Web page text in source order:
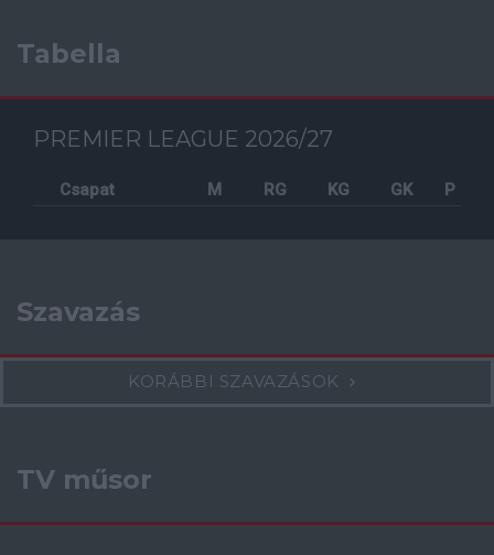
Tabella
PREMIER LEAGUE 2026/27
Csapat M RG KG GK P
Szavazás
KORÁBBI SZAVAZÁSOK
TV műsor